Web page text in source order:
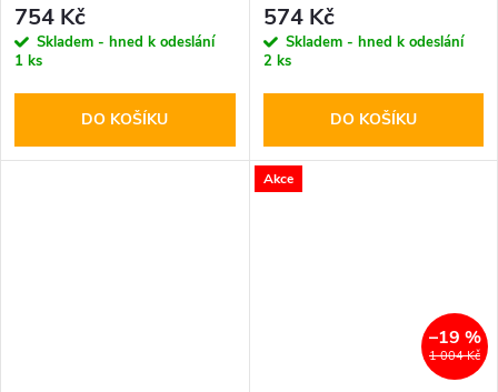
754 Kč
Skladem - hned k odeslání
1 ks
DO KOŠÍKU
Black
574 Kč
Skladem - hned k odeslání
2 ks
DO KOŠÍKU
Akce
1 004 Kč
–19 %